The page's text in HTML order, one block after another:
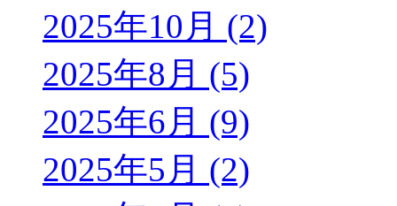
2025年10月 (2)
2025年8月 (5)
2025年6月 (9)
2025年5月 (2)